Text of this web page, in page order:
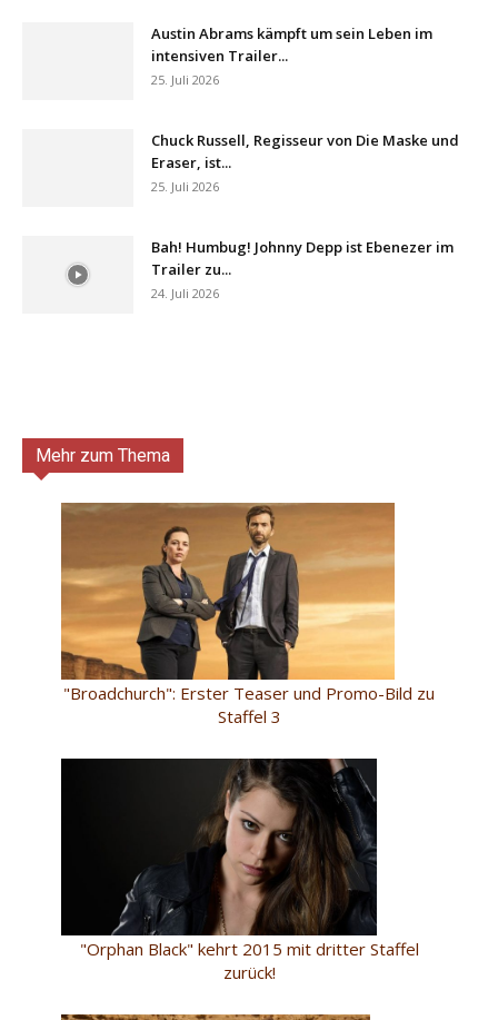
Austin Abrams kämpft um sein Leben im
intensiven Trailer...
25. Juli 2026
Chuck Russell, Regisseur von Die Maske und
Eraser, ist...
25. Juli 2026
Bah! Humbug! Johnny Depp ist Ebenezer im
Trailer zu...
24. Juli 2026
Mehr zum Thema
"Broadchurch": Erster Teaser und Promo-Bild zu
Staffel 3
"Orphan Black" kehrt 2015 mit dritter Staffel
zurück!